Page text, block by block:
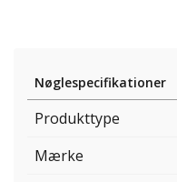
Nøglespecifikationer
Produkttype
Mærke